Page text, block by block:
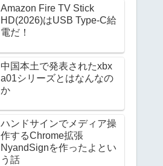
Amazon Fire TV Stick
HD(2026)はUSB Type-C給
電だ！
中国本土で発表されたxbx
a01シリーズとはなんなの
か
ハンドサインでメディア操
作するChrome拡張
NyandSignを作ったよとい
う話